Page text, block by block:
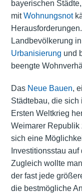
bayerischen
mitWohnungsnot
Landbevölkerung
Urbanisierung und
beengte
Das Neue Bauen,
Städtebau, die sich
Ersten Weltkrieg
Weimarer Republik
sich eine
Investitionsstau
Zugleich wollte
der fast jede
die bestmögliche